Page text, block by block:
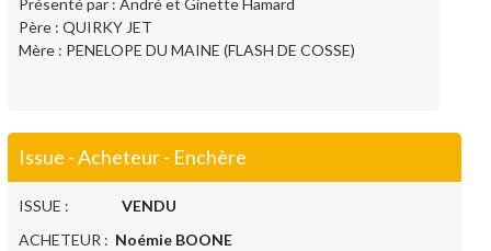
Présenté par : André et Ginette Hamard
Père : QUIRKY JET
Mère : PENELOPE DU MAINE (FLASH DE COSSE)
Issue - Acheteur - Enchère
ISSUE : VENDU
ACHETEUR : Noémie BOONE